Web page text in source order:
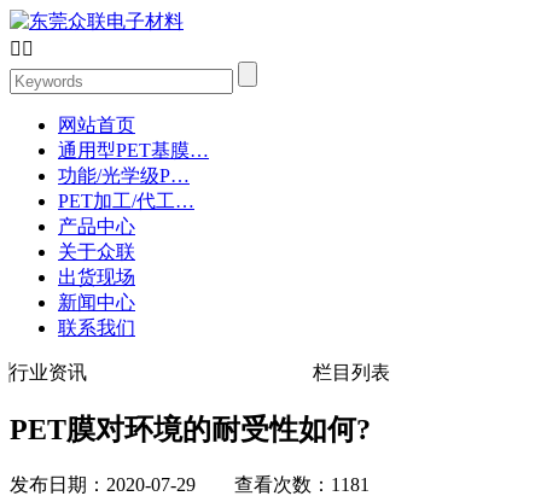
 
网站首页
通用型PET基膜…
功能/光学级P…
PET加工/代工…
产品中心
关于众联
出货现场
新闻中心
联系我们
行业资讯 栏目列表
PET膜对环境的耐受性如何?
发布日期：2020-07-29 查看次数：1181